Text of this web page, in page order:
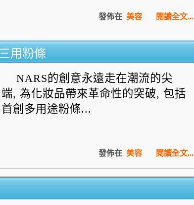
閱讀全文...
發佈在 美容
用粉條
NARS的創意永遠走在潮流的尖
端, 為化妝品帶來革命性的突破, 包括
首創多用途粉條...
閱讀全文...
發佈在 美容